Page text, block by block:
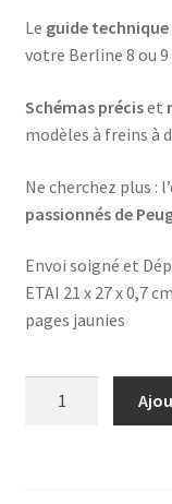
Le guide
votre Berline 8 ou 9
Schémas préciset
modèles à freins à
Ne cherchez plus :
passionnés de
Envoi soigné et
ETAI 21 x 27 x 0,7
pages jaunies